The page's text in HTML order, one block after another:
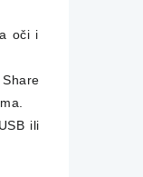
oči i
ili